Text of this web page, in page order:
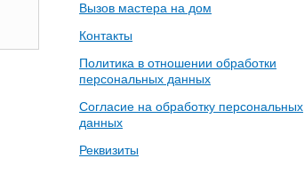
Вызов мастера на дом
Контакты
Политика в отношении обработки
персональных данных
Согласие на обработку персональных
данных
Реквизиты